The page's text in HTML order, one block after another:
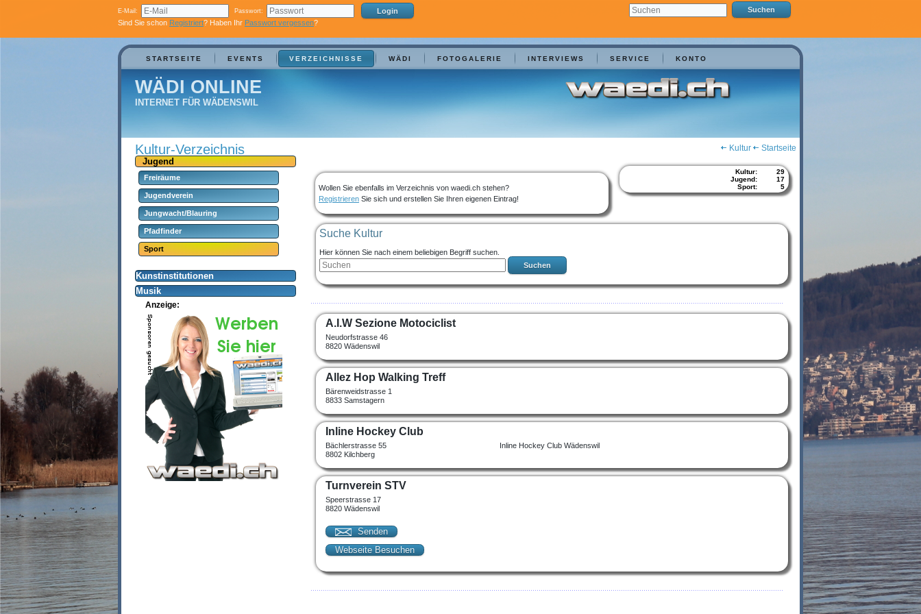
E-Mail: Passwort:
Sind Sie schon Registriert? Haben Ihr Passwort vergessen?
STARTSEITE EVENTS VERZEICHNISSE WÄDI FOTOGALERIE INTERVIEWS SERVICE KONTO
Kultur-Verzeichnis Kultur Startseite
WÄDI ONLINE
INTERNET FÜR WÄDENSWIL
Jugend
Freiräume
Jugendverein
Jungwacht/Blauring
Pfadfinder
Sport
Kunstinstitutionen
Musik
Anzeige:
Kultur:
29
Jugend:
17
Sport:
5
Wollen Sie ebenfalls im Verzeichnis von waedi.ch stehen?
Registrieren Sie sich und erstellen Sie Ihren eigenen Eintrag!
Suche Kultur
Hier können Sie nach einem beliebigen Begriff suchen.
A.I.W Sezione Motociclist
Neudorfstrasse 46
8820 Wädenswil
Allez Hop Walking Treff
Bärenweidstrasse 1
8833 Samstagern
Inline Hockey Club
Bächlerstrasse 55
8802 Kilchberg
Inline Hockey Club Wädenswil
Turnverein STV
Speerstrasse 17
8820 Wädenswil
Senden
Webseite Besuchen